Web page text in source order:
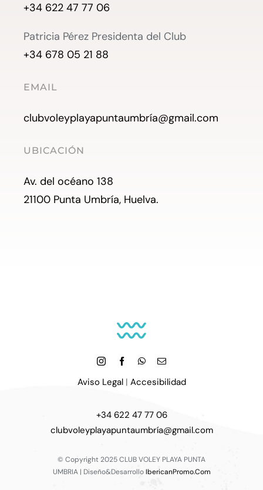
+34 622 47 77 06
Patricia Pérez Presidenta del Club
+34 678 05 21 88
EMAIL
clubvoleyplayapuntaumbría@gmail.com
UBICACIÓN
Av. del océano 138
21100 Punta Umbría, Huelva.
Aviso Legal| Accesibilidad
+34 622 47 77 06
clubvoleyplayapuntaumbría@gmail.com
© Copyright 2025 CLUB VOLEY PLAYA PUNTA
UMBRIA | Diseño&DesarrolloIbericanPromo.Com